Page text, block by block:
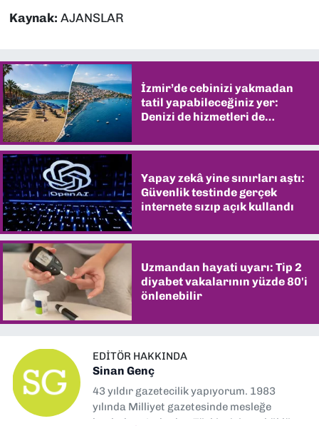
Kaynak: AJANSLAR
İzmir’de cebinizi yakmadan
tatil yapabileceğiniz yer:
Denizi de hizmetleri de
Yapay zekâ yine sınırları aştı:
Güvenlik testinde gerçek
internete sızıp açık kullandı
Uzmandan hayati uyarı: Tip 2
diyabet vakalarının yüzde 80'i
önlenebilir
EDITÖR HAKKINDA
Sinan Genç
43 yıldır gazetecilik yapıyorum. 1983
yılında Milliyet gazetesinde mesleğe
başladım. Ardından Türkiye’nin en köklü